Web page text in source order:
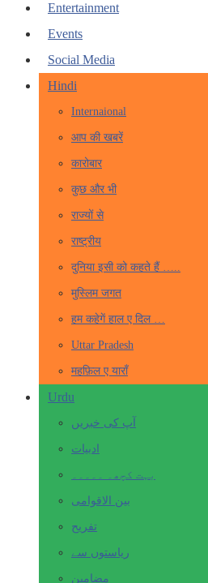
Entertainment
Events
Social Media
Hindi
Internaional
आप की खबरें
कारोबार
कुछ और भी
राज्यों से
राष्ट्रीय
दुनिया इसी को कहते हैं …..
मुस्लिम जगत
हम कहेगें हाल ए दिल …
Uttar Pradesh
महफ़िल ए याराँ
Urdu
آپ کی خبریں
ادبیات
بہت کچھ۔ ۔۔۔۔۔
بین الاقوامی
تفریح
ریاستوں سے
مضامین